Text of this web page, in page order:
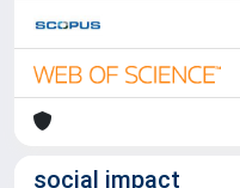
social impact